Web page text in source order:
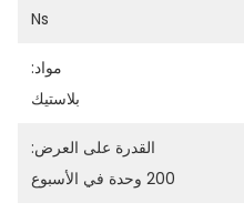
Ns
مواد:
بلاستيك
القدرة على العرض:
200 وحدة في الأسبوع